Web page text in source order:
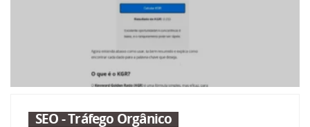
SEO - Tráfego Orgânico